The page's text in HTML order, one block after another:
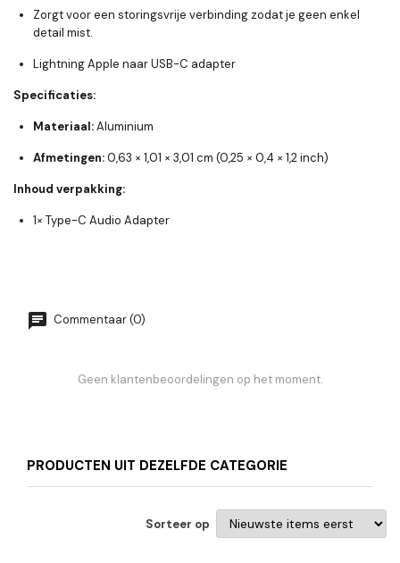
Zorgt voor een storingsvrije verbinding zodat je geen enkel
detail mist.
Lightning Apple naar USB-C adapter
Specificaties:
Materiaal:Aluminium
Afmetingen:0,63 × 1,01 × 3,01 cm (0,25 × 0,4 × 1,2 inch)
Inhoud verpakking:
1× Type-C Audio Adapter
Commentaar (0)
Geen klantenbeoordelingen op het moment.
PRODUCTEN UIT DEZELFDE CATEGORIE
Sorteer op